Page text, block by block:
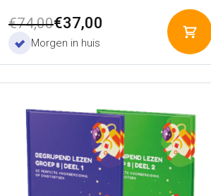
€74,00
Oorspronkelijke
prijs
€37,00
Huidige
prijsMorgen in huis
aan